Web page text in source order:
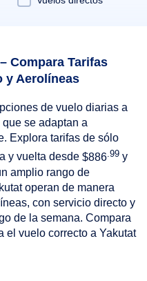
Compara Tarifas
y Aerolíneas
de vuelo diarias a
se adaptan a
Explora tarifas de sólo
y vuelta desde $886 .99 y
amplio rango de
operan de manera
con servicio directo y
de la semana. Compara
el vuelo correcto a Yakutat